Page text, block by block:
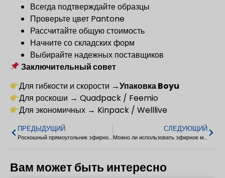
Всегда подтверждайте образцы
Проверьте цвет Pantone
Рассчитайте общую стоимость
Начните со складских форм
Выбирайте надежных поставщиков
Заключительный совет
Для гибкости и скорости →Упаковка Boyu
Для роскоши → Quadpack / Feemio
Для экономичных → Kinpack / Welllive
ПРЕДЫДУЩИЙ
Роскошный прямоугольник эфирное масло сыворотка стекло пипетки бутылки 30-100 мл
СЛЕДУЮЩИЙ
Можно ли использовать эфирное масло в качестве парфюма? Руководство по использованию эфирных масел
Вам может быть интересно